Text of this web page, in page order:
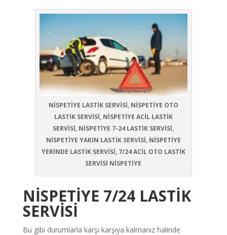
NİSPETİYE LASTİK SERVİSİ, NİSPETİYE OTO
LASTİK SERVİSİ, NİSPETİYE ACİL LASTİK
SERVİSİ, NİSPETİYE 7-24 LASTİK SERVİSİ,
NİSPETİYE YAKIN LASTİK SERVİSİ, NİSPETİYE
YERİNDE LASTİK SERVİSİ, 7/24 ACİL OTO LASTİK
SERVİSİ NİSPETİYE
NİSPETİYE 7/24 LASTİK
SERVİSİ
Bu gibi durumlarla karşı karşıya kalmanız halinde